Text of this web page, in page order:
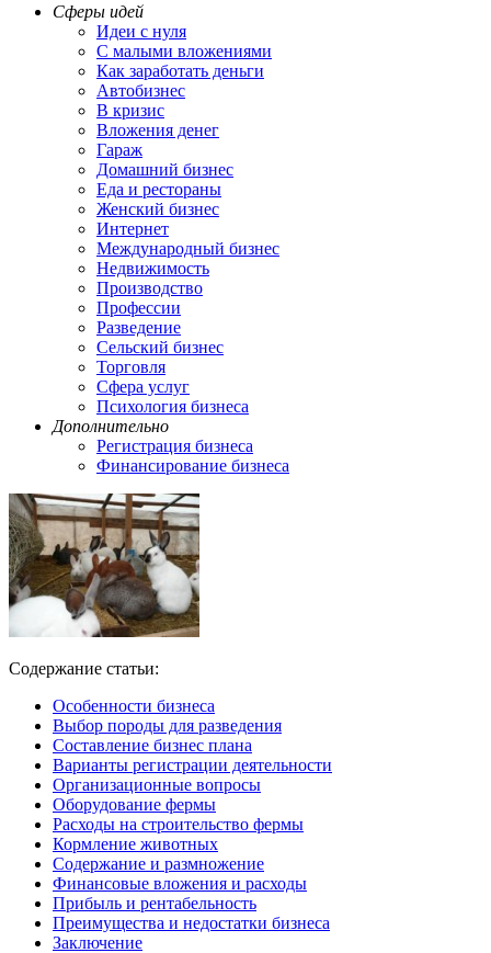
Сферы идей
Идеи с нуля
С малыми вложениями
Как заработать деньги
Автобизнес
В кризис
Вложения денег
Гараж
Домашний бизнес
Еда и рестораны
Женский бизнес
Интернет
Международный бизнес
Недвижимость
Производство
Профессии
Разведение
Сельский бизнес
Торговля
Сфера услуг
Психология бизнеса
Дополнительно
Регистрация бизнеса
Финансирование бизнеса
Содержание статьи:
Особенности бизнеса
Выбор породы для разведения
Составление бизнес плана
Варианты регистрации деятельности
Организационные вопросы
Оборудование фермы
Расходы на строительство фермы
Кормление животных
Содержание и размножение
Финансовые вложения и расходы
Прибыль и рентабельность
Преимущества и недостатки бизнеса
Заключение